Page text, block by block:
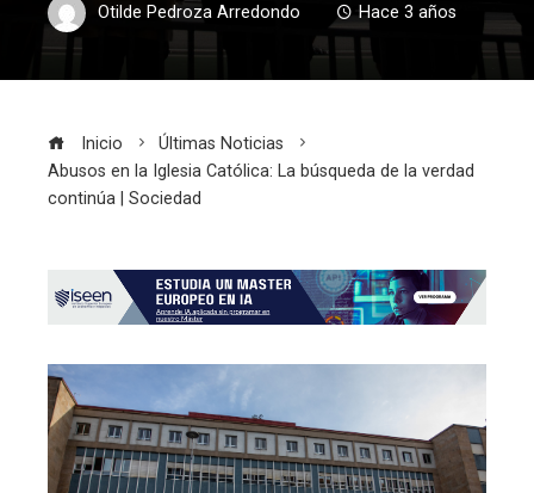
Otilde Pedroza Arredondo Hace 3 años
Inicio
Últimas Noticias
Abusos en la Iglesia Católica: La búsqueda de la verdad
continúa | Sociedad